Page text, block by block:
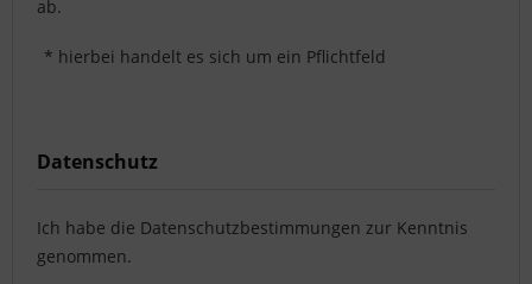
ab.
* hierbei handelt es sich um ein Pflichtfeld
Datenschutz
Ich habe die Datenschutzbestimmungen zur Kenntnis
genommen.